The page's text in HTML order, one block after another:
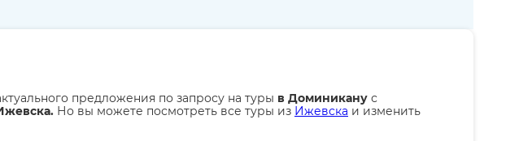
предложения по запросу на туры в Доминикану с
Но вы можете посмотреть все туры из Ижевска и изменить